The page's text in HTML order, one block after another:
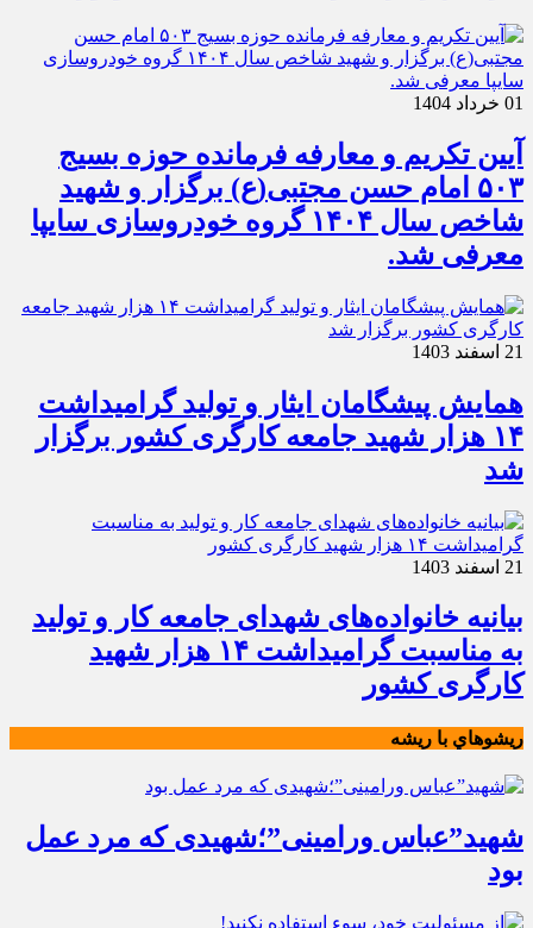
01 خرداد 1404
آیین تکریم و معارفه فرمانده حوزه بسیج
۵۰۳ امام حسن مجتبی(ع) برگزار و شهید
شاخص سال ۱۴۰۴ گروه خودروسازی سایپا
معرفی شد.
21 اسفند 1403
همایش پیشگامان ایثار و تولید گرامیداشت
۱۴ هزار شهید جامعه کارگری کشور برگزار
شد
21 اسفند 1403
بیانیه خانواده‌های شهدای جامعه کار و تولید
به مناسبت گرامیداشت ۱۴ هزار شهید
کارگری کشور
ريشوهاي با ريشه
شهید”عباس ورامینی”؛شهیدی که مرد عمل
بود